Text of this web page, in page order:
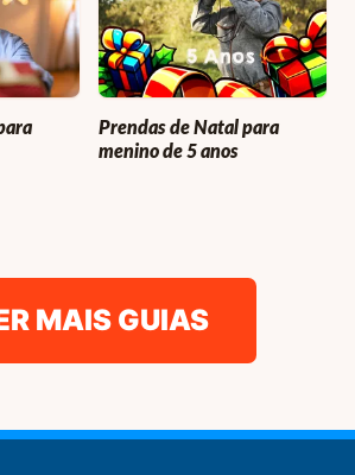
Prendas de Natal para
menino de 5 anos
MAIS GUIAS